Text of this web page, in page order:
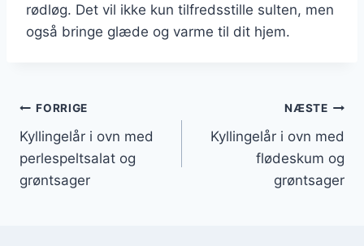
rødløg. Det vil ikke kun tilfredsstille sulten, men
også bringe glæde og varme til dit hjem.
Indlægsnavigation
FORRIGE
Kyllingelår i ovn med
perlespeltsalat og
grøntsager
NÆSTE
Kyllingelår i ovn med
flødeskum og
grøntsager